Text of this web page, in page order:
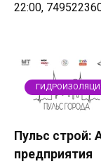
22:00,
Пульс строй:
предприятия